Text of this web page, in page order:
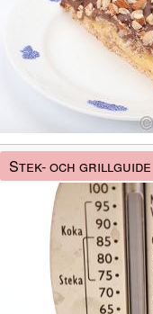
Stek- och grillguide